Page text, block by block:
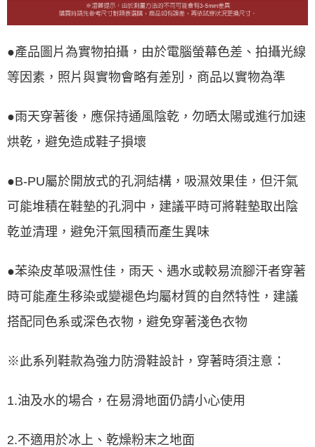
●產品圖片為實物拍攝，由於電腦螢幕色差、拍攝光線
等因素，照片與實物會略有差別，商品以實物為準
●雨天穿著後，應保持通風陰乾，勿晒太陽或進行加速
烘乾，避免造成鞋子損壞
●B-PU屬於開放式的孔洞結構，吸濕效果佳，但汗氣
可能堆積在鞋墊的孔洞中，建議平時可將鞋墊取出陰
乾並清理，避免汗氣囤積而產生異味
●苯染皮革吸濕性佳，雨天、遇水或較易流腳汗者穿著
時可能產生移染或變褪色均屬材質的自然特性，建議
搭配同色系或深色衣物，避免穿著淺色衣物
※此系列鞋款為強力防滑鞋設計，穿著時須注意：
1.油及水的場合，在易滑地面仍請小心使用
2.不適用於冰上、乾燥粉末之地面